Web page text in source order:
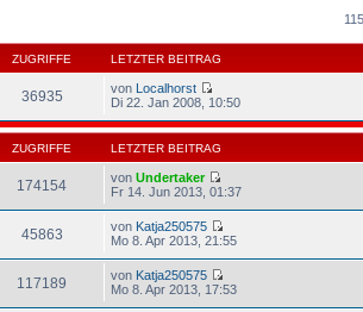
ZUGRIFFE LETZTER BEITRAG
36935 von Localhorst
Di 22. Jan 2008, 10:50
ZUGRIFFE LETZTER BEITRAG
174154 vonUndertaker
Fr 14. Jun 2013, 01:37
45863 von Katja250575
Mo 8. Apr 2013, 21:55
117189 von Katja250575
Mo 8. Apr 2013, 17:53